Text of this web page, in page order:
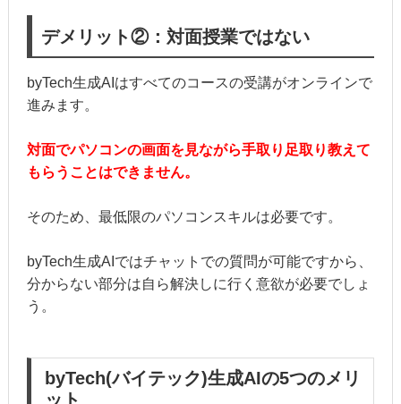
デメリット②：対面授業ではない
byTech生成AIはすべてのコースの受講がオンラインで
進みます。
対面でパソコンの画面を見ながら手取り足取り教えて
もらうことはできません。
そのため、最低限のパソコンスキルは必要です。
byTech生成AIではチャットでの質問が可能ですから、
分からない部分は自ら解決しに行く意欲が必要でしょ
う。
byTech(バイテック)生成AIの5つのメリ
ット